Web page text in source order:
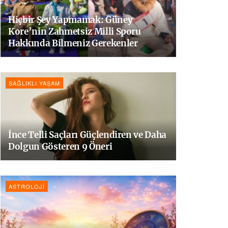
Hiçbir Şey Yapmamak: Güney
Kore’nin Zahmetsiz Milli Sporu
Hakkında Bilmeniz Gerekenler
SAĞLIKLI YAŞAM
İnce Telli Saçları Güçlendiren ve Daha
Dolgun Gösteren 9 Öneri
ASTROLOJI